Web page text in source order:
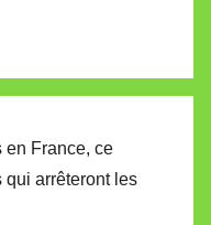
en France, ce
qui arrêteront les